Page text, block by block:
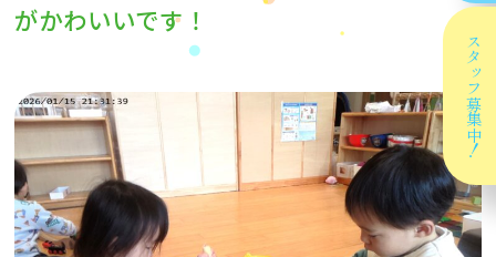
スタッフ
募集中！
がかわいいです！